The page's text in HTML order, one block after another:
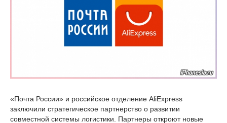
«Почта России» и российское отделение AliExpress
заключили стратегическое партнерство о развитии
совместной системы логистики. Партнеры откроют новые